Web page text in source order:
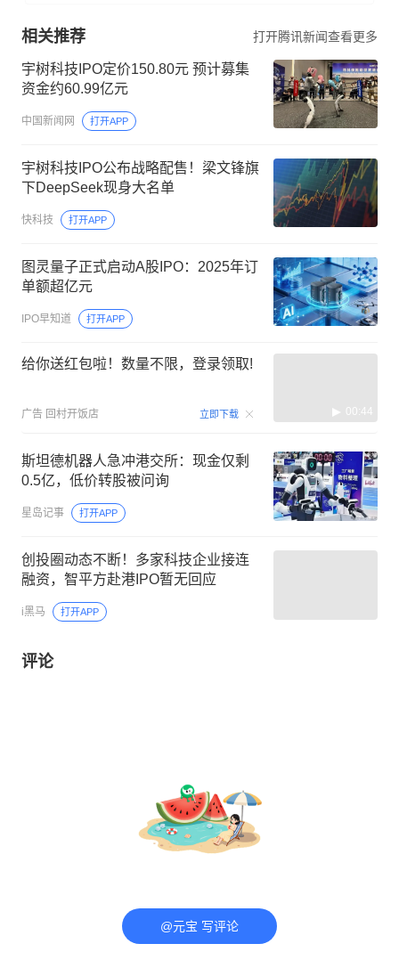
相关推荐 打开腾讯新闻查看更多
宇树科技IPO定价150.80元 预计募集
资金约60.99亿元
中国新闻网 打开APP
宇树科技IPO公布战略配售！梁文锋旗
下DeepSeek现身大名单
快科技 打开APP
图灵量子正式启动A股IPO：2025年订
单额超亿元
IPO早知道 打开APP
给你送红包啦！数量不限，登录领取!
广告 回村开饭店 立即下载 00:44
斯坦德机器人急冲港交所：现金仅剩
0.5亿，低价转股被问询
星岛记事 打开APP
创投圈动态不断！多家科技企业接连
融资，智平方赴港IPO暂无回应
i黑马 打开APP
评论
@元宝 写评论